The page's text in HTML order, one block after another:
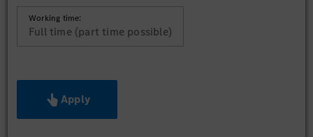
Working time:
Full time (part time possible)
Apply